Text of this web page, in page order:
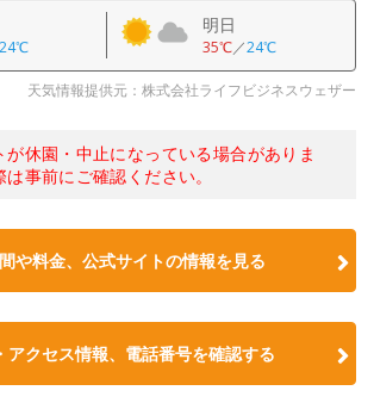
24℃
明日
35℃／24℃
天気情報提供元：株式会社ライフビジネスウェザー
休園・中止になっている場合がありま
事前にご確認ください。
や料金、公式サイトの情報を見る
アクセス情報、電話番号を確認する